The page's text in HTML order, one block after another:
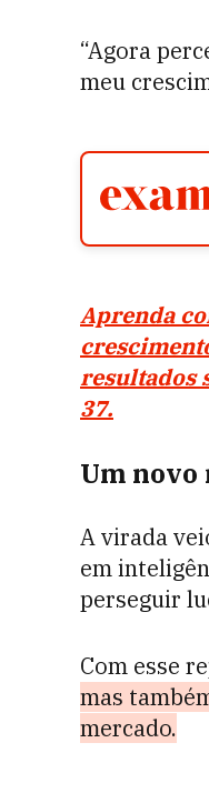
“Agora
meu
Aprenda
resultados
37.
Um
A virada
em
perseguir
Com esse
mas
mercado.